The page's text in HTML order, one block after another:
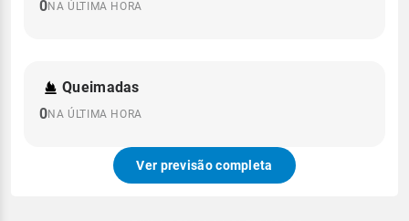
0NA ÚLTIMA HORA
Queimadas
0NA ÚLTIMA HORA
Ver previsão completa